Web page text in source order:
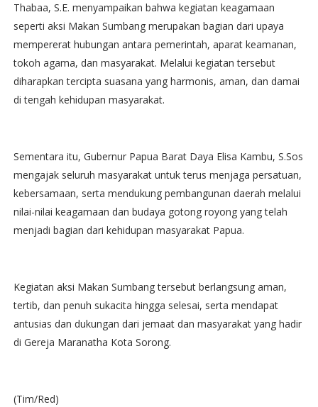
Thabaa, S.E. menyampaikan bahwa kegiatan keagamaan
seperti aksi Makan Sumbang merupakan bagian dari upaya
mempererat hubungan antara pemerintah, aparat keamanan,
tokoh agama, dan masyarakat. Melalui kegiatan tersebut
diharapkan tercipta suasana yang harmonis, aman, dan damai
di tengah kehidupan masyarakat.
Sementara itu, Gubernur Papua Barat Daya Elisa Kambu, S.Sos
mengajak seluruh masyarakat untuk terus menjaga persatuan,
kebersamaan, serta mendukung pembangunan daerah melalui
nilai-nilai keagamaan dan budaya gotong royong yang telah
menjadi bagian dari kehidupan masyarakat Papua.
Kegiatan aksi Makan Sumbang tersebut berlangsung aman,
tertib, dan penuh sukacita hingga selesai, serta mendapat
antusias dan dukungan dari jemaat dan masyarakat yang hadir
di Gereja Maranatha Kota Sorong.
(Tim/Red)